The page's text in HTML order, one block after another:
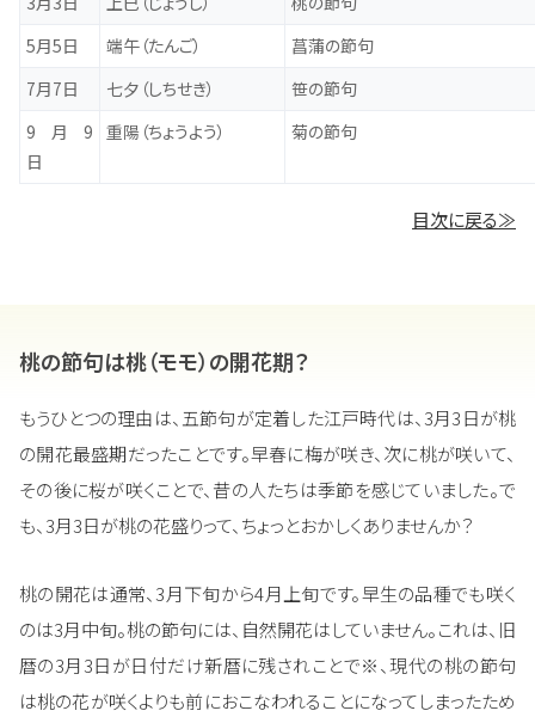
5月5日
端午（たんご）
菖蒲の節句
7月7日
七夕（しちせき）
笹の節句
9月9
日
重陽（ちょうよう） 菊の節句
目次に戻る≫
桃の節句は桃（モモ）の開花期？
もうひとつの理由は、五節句が定着した江戸時代は、3月3日が桃
の開花最盛期だったことです。早春に梅が咲き、次に桃が咲いて、
その後に桜が咲くことで、昔の人たちは季節を感じていました。で
も、3月3日が桃の花盛りって、ちょっとおかしくありませんか？
桃の開花は通常、3月下旬から4月上旬です。早生の品種でも咲く
のは3月中旬。桃の節句には、自然開花はしていません。これは、旧
暦の3月3日が日付だけ新暦に残されことで※、現代の桃の節句
は桃の花が咲くよりも前におこなわれることになってしまったため